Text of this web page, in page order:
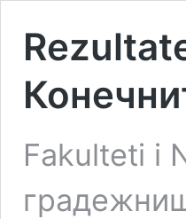
Fakulteti i